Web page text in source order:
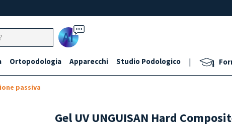
Ai
Ortopodologia Apparecchi Studio Podologico |
passiva
Gel UV UNGUISAN Hard